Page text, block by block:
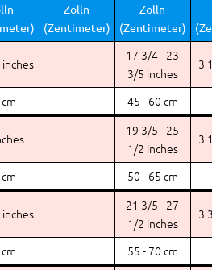
Zolln
(Zentimeter)
Zolln
(Zentimeter)
17 3/4 - 23
3/5 inches
3
45 - 60 cm
19 3/5 - 25
1/2 inches
3
50 - 65 cm
21 3/5 - 27
1/2 inches
3
55 - 70 cm